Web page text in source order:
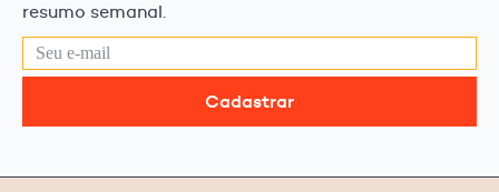
resumo semanal.
Cadastrar